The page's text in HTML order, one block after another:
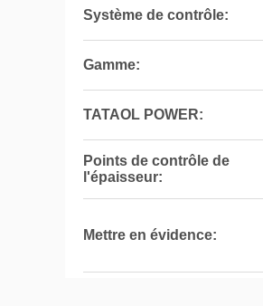
Système de contrôle:
Gamme:
TATAOL POWER:
Points de contrôle de
l'épaisseur:
Mettre en évidence: